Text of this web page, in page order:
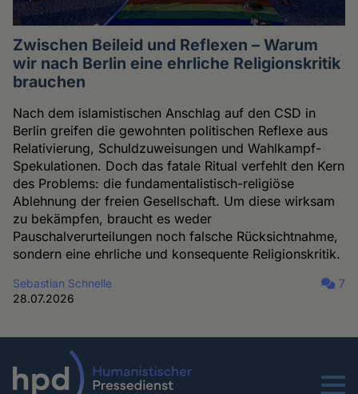
Zwischen Beileid und Reflexen – Warum
wir nach Berlin eine ehrliche Religionskritik
brauchen
Nach dem islamistischen Anschlag auf den CSD in
Berlin greifen die gewohnten politischen Reflexe aus
Relativierung, Schuldzuweisungen und Wahlkampf-
Spekulationen. Doch das fatale Ritual verfehlt den Kern
des Problems: die fundamentalistisch-religiöse
Ablehnung der freien Gesellschaft. Um diese wirksam
zu bekämpfen, braucht es weder
Pauschalverurteilungen noch falsche Rücksichtnahme,
sondern eine ehrliche und konsequente Religionskritik.
Sebastian Schnelle
28.07.2026
7
Menu